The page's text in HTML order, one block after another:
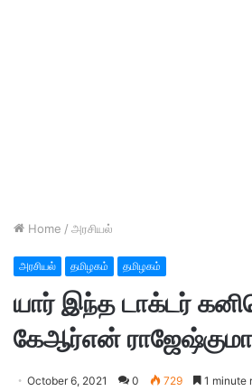
Home / அரசியல்
அரசியல் தமிழகம் தமிழகம்
யார் இந்த டாக்டர்
கேஆர்என்
October 6, 2021 0 729 1 minute